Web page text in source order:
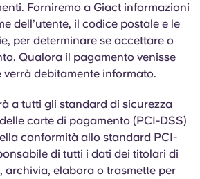
Forniremo a Giact informazioni
dell’utente, il codice postale e le
per determinare se accettare o
Qualora il pagamento venisse
verrà debitamente informato.
a tutti gli standard di sicurezza
carte di pagamento (PCI-DSS)
conformità allo standard PCI-
di tutti i dati dei titolari di
archivia, elabora o trasmette per